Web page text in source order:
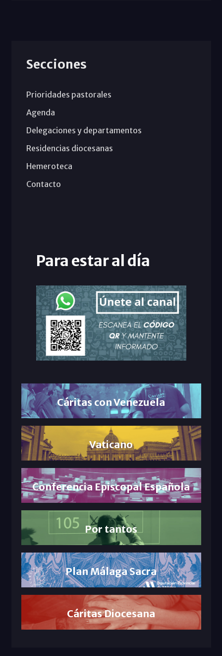
Secciones
Prioridades pastorales
Agenda
Delegaciones y departamentos
Residencias diocesanas
Hemeroteca
Contacto
Para estar al día
Cáritas con Venezuela
Vaticano
Conferencia Episcopal Española
Por tantos
Plan Málaga Sacra
Cáritas Diocesana